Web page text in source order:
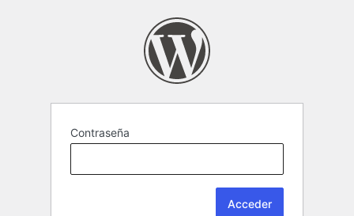
Contraseña